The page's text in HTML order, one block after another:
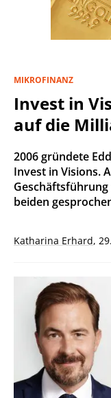
MIKROFINANZ
Invest in
auf die
2006 gründete
Invest in Visions.
beiden
Katharina Erhard,